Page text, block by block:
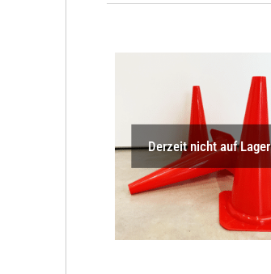
Derzeit nicht auf Lager